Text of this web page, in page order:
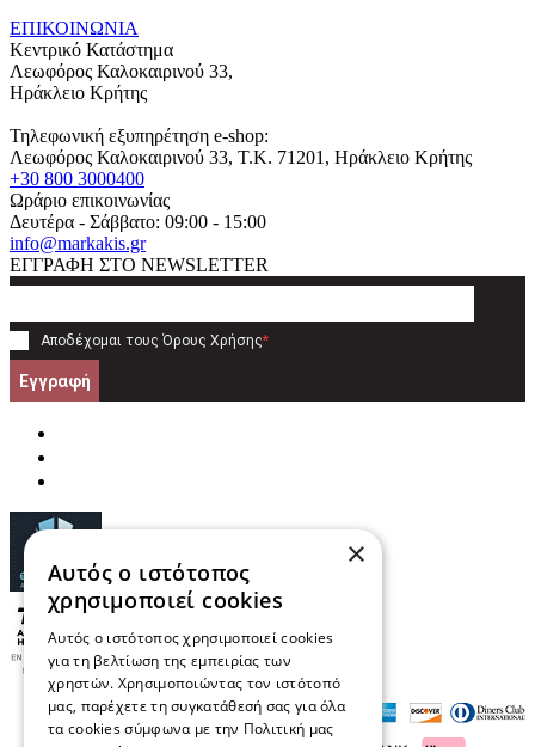
ΕΠΙΚΟΙΝΩΝΙΑ
Κεντρικό Κατάστημα
Λεωφόρος Καλοκαιρινού 33,
Ηράκλειο Κρήτης
Τηλεφωνική εξυπηρέτηση e-shop:
Λεωφόρος Καλοκαιρινού 33, T.K. 71201, Ηράκλειο Κρήτης
+30 800 3000400
Ωράριο επικοινωνίας
Δευτέρα - Σάββατο: 09:00 - 15:00
info@markakis.gr
ΕΓΓΡΑΦΗ ΣΤΟ NEWSLETTER
Αποδέχομαι τους Όρους Χρήσης*
Εγγραφή
×
Αυτός ο ιστότοπος
χρησιμοποιεί cookies
Αυτός ο ιστότοπος χρησιμοποιεί cookies
για τη βελτίωση της εμπειρίας των
χρηστών. Χρησιμοποιώντας τον ιστότοπό
μας, παρέχετε τη συγκατάθεσή σας για όλα
τα cookies σύμφωνα με την Πολιτική μας